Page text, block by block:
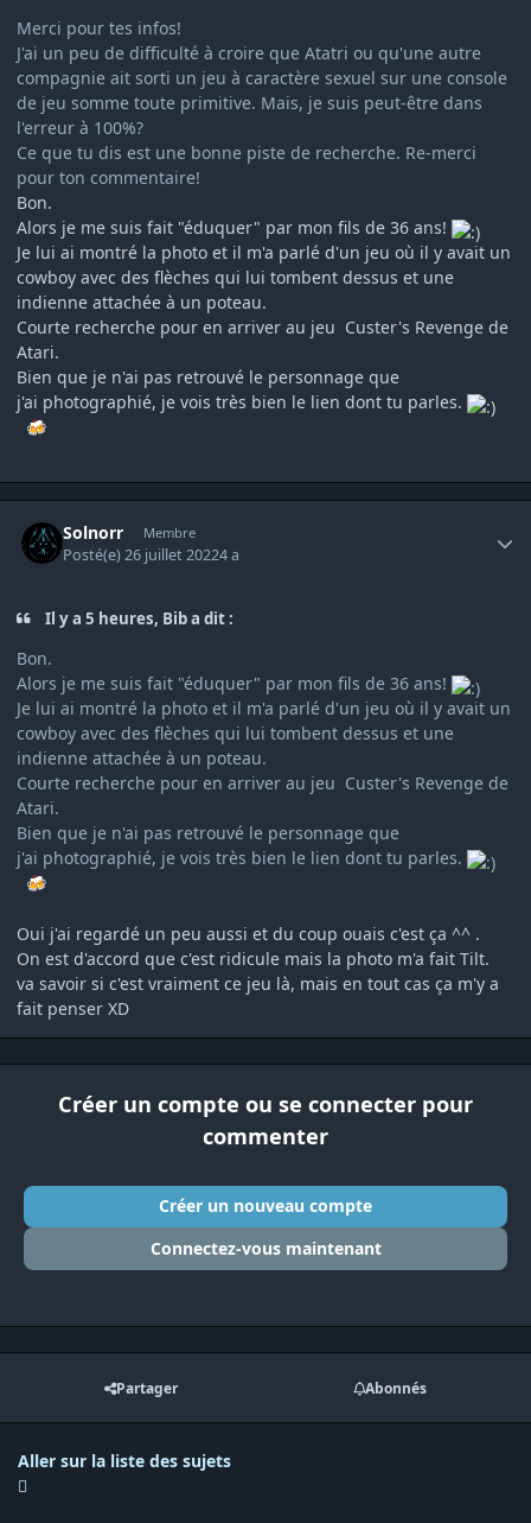
Merci pour tes infos!
J'ai un peu de difficulté à croire que Atatri ou qu'une autre
compagnie ait sorti un jeu à caractère sexuel sur une console
de jeu somme toute primitive. Mais, je suis peut-être dans
l'erreur à 100%?
Ce que tu dis est une bonne piste de recherche. Re-merci
pour ton commentaire!
Bon.
Alors je me suis fait "éduquer" par mon fils de 36 ans!
Je lui ai montré la photo et il m'a parlé d'un jeu où il y avait un
cowboy avec des flèches qui lui tombent dessus et une
indienne attachée à un poteau.
Courte recherche pour en arriver au jeu Custer's Revenge de
Atari.
Bien que je n'ai pas retrouvé le personnage que
j'ai photographié, je vois très bien le lien dont tu parles.
🍻
Solnorr Membre
Posté(e)26 juillet 20224 a
Il y a 5 heures, Bib a dit :
Bon.
Alors je me suis fait "éduquer" par mon fils de 36 ans!
Je lui ai montré la photo et il m'a parlé d'un jeu où il y avait un
cowboy avec des flèches qui lui tombent dessus et une
indienne attachée à un poteau.
Courte recherche pour en arriver au jeu Custer's Revenge de
Atari.
Bien que je n'ai pas retrouvé le personnage que
j'ai photographié, je vois très bien le lien dont tu parles.
🍻
Oui j'ai regardé un peu aussi et du coup ouais c'est ça ^^ .
On est d'accord que c'est ridicule mais la photo m'a fait Tilt.
va savoir si c'est vraiment ce jeu là, mais en tout cas ça m'y a
fait penser XD
Créer un compte ou se connecter pour
commenter
Créer un nouveau compte
Connectez-vous maintenant
Partager Abonnés
Aller sur la liste des sujets